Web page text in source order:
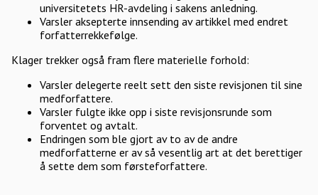
universitetets HR-avdeling i sakens anledning.
Varsler aksepterte innsending av artikkel med endret
forfatterrekkefølge.
Klager trekker også fram flere materielle forhold:
Varsler delegerte reelt sett den siste revisjonen til sine
medforfattere.
Varsler fulgte ikke opp i siste revisjonsrunde som
forventet og avtalt.
Endringen som ble gjort av to av de andre
medforfatterne er av så vesentlig art at det berettiger
å sette dem som førsteforfattere.